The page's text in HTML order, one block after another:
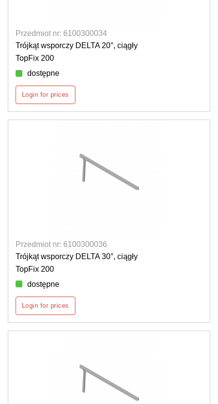
Przedmiot nr: 6100300034
Trójkąt wsporczy DELTA 20°, ciągły
TopFix 200
dostępne
Login for prices
Przedmiot nr: 6100300036
Trójkąt wsporczy DELTA 30°, ciągły
TopFix 200
dostępne
Login for prices